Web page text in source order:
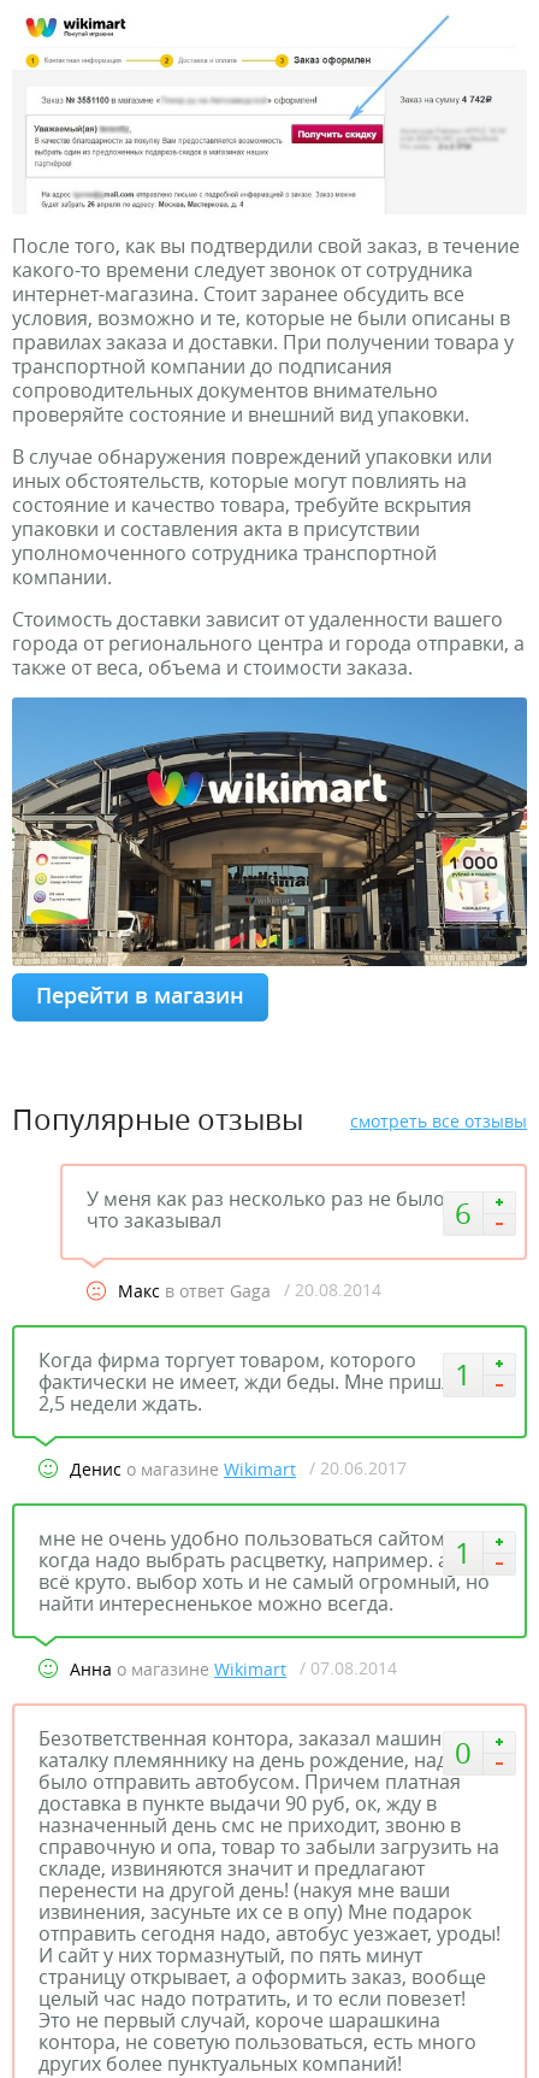
После того, как вы подтвердили свой заказ, в течение
какого-то времени следует звонок от сотрудника
интернет-магазина. Стоит заранее обсудить все
условия, возможно и те, которые не были описаны в
правилах заказа и доставки. При получении товара у
транспортной компании до подписания
сопроводительных документов внимательно
проверяйте состояние и внешний вид упаковки.
В случае обнаружения повреждений упаковки или
иных обстоятельств, которые могут повлиять на
состояние и качество товара, требуйте вскрытия
упаковки и составления акта в присутствии
уполномоченного сотрудника транспортной
компании.
Стоимость доставки зависит от удаленности вашего
города от регионального центра и города отправки, а
также от веса, объема и стоимости заказа.
Перейти в магазин
Популярные отзывы смотреть все отзывы
6
У меня как раз несколько раз не было того
что заказывал
Макс в ответ Gaga / 20.08.2014
1
Когда фирма торгует товаром, которого
фактически не имеет, жди беды. Мне пришлось
2,5 недели ждать.
Денис о магазине Wikimart / 20.06.2017
1
мне не очень удобно пользоваться сайтом,
когда надо выбрать расцветку, например. а так
всё круто. выбор хоть и не самый огромный, но
найти интересненькое можно всегда.
Анна о магазине Wikimart / 07.08.2014
0
Безответственная контора, заказал машинку
каталку племяннику на день рождение, надо
было отправить автобусом. Причем платная
доставка в пункте выдачи 90 руб, ок, жду в
назначенный день смс не приходит, звоню в
справочную и опа, товар то забыли загрузить на
складе, извиняются значит и предлагают
перенести на другой день! (накуя мне ваши
извинения, засуньте их се в опу) Мне подарок
отправить сегодня надо, автобус уезжает, уроды!
И сайт у них тормазнутый, по пять минут
страницу открывает, а оформить заказ, вообще
целый час надо потратить, и то если повезет!
Это не первый случай, короче шарашкина
контора, не советую пользоваться, есть много
других более пунктуальных компаний!